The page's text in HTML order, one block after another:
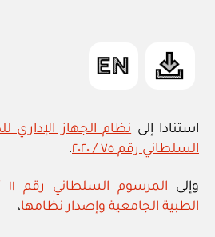
استنادا إلى نظام الجهاز الإداري
السلطاني رقم ٧٥ / ٢٠٢٠
،
وإلى
الطبية الجامعية وإصدار نظامها،